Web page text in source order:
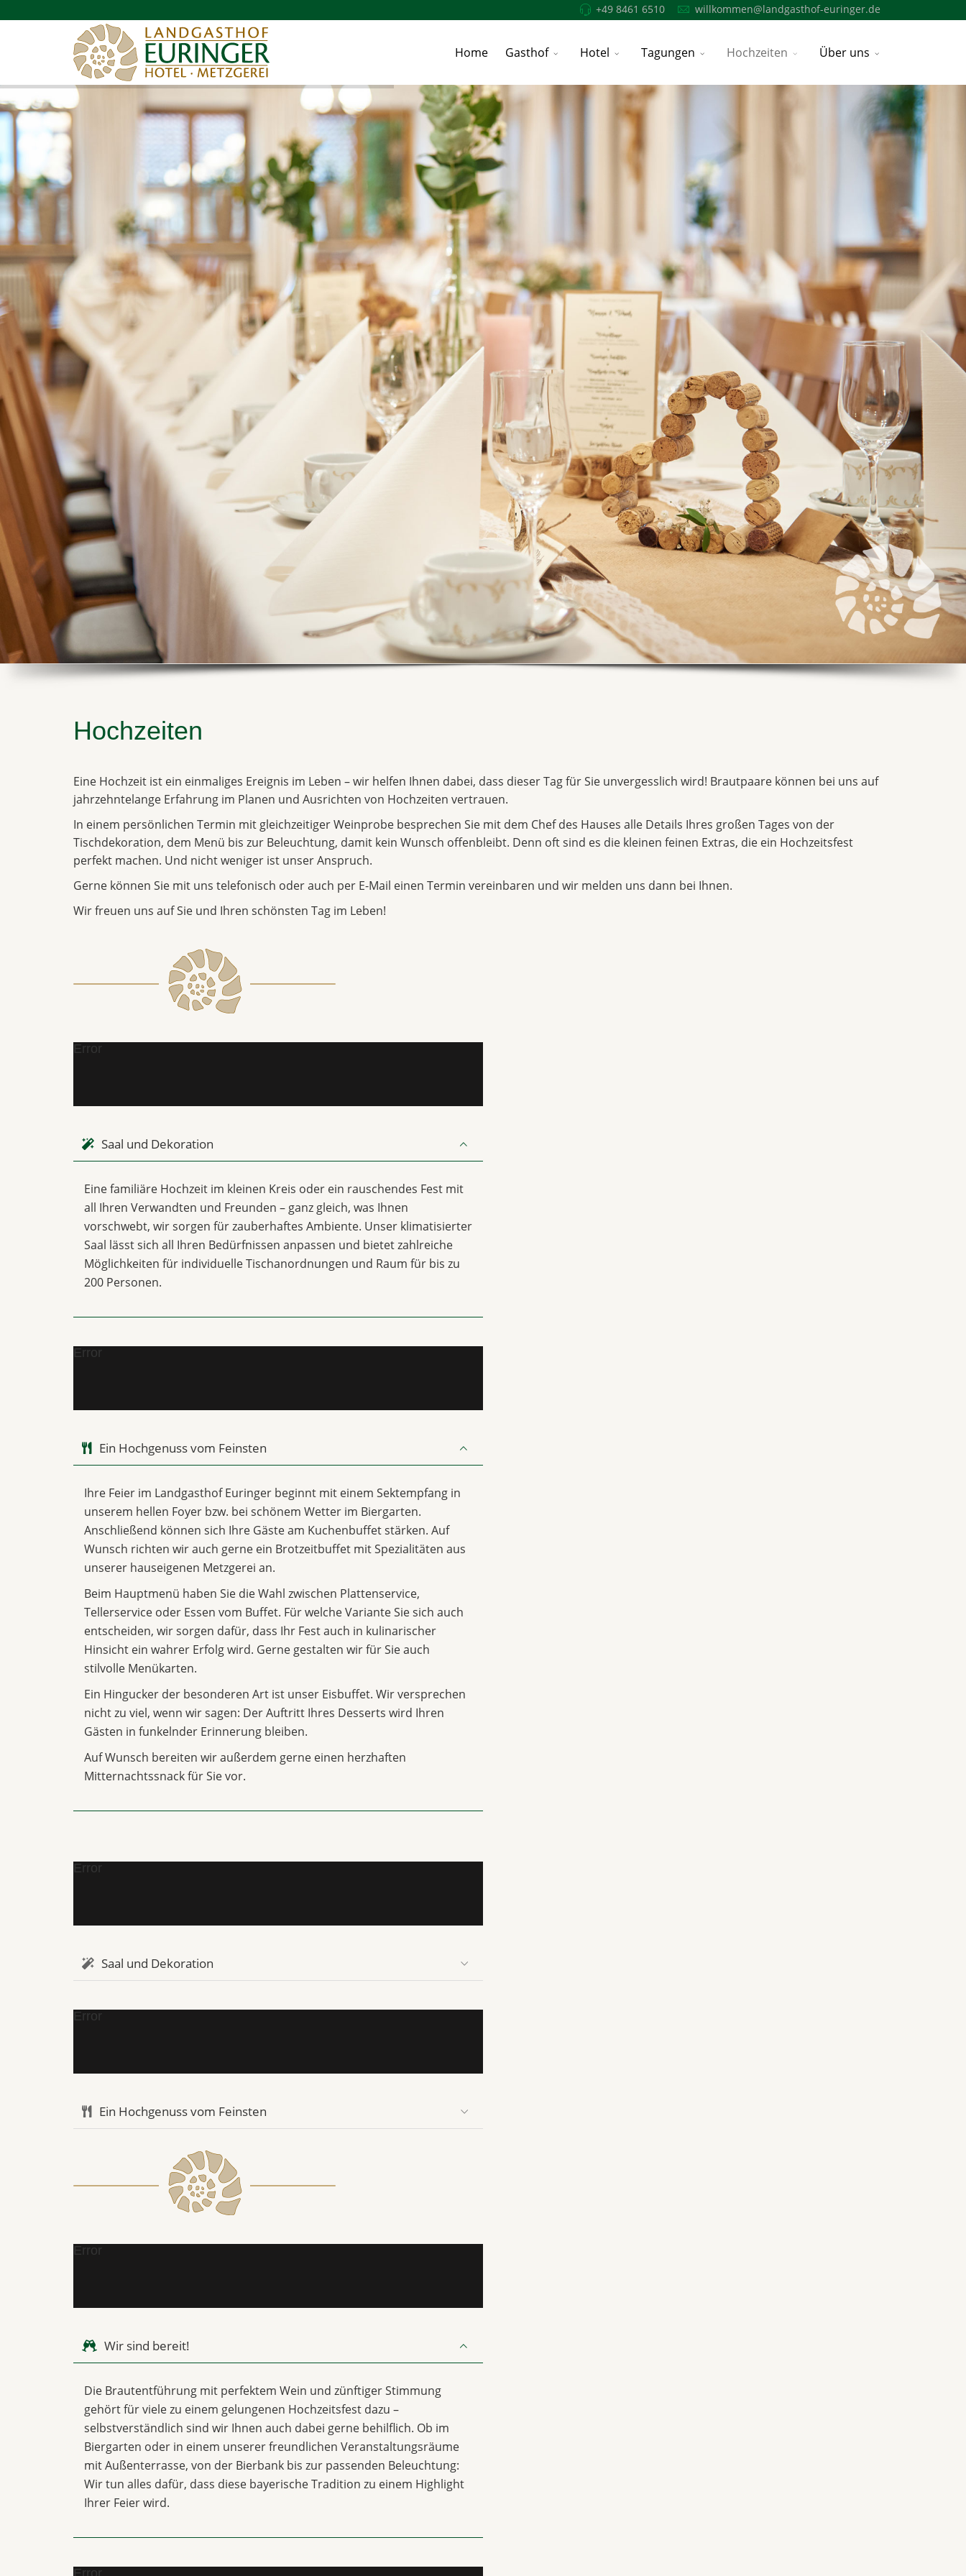
+49 8461 6510 willkommen@landgasthof-euringer.de
Home Gasthof Hotel Tagungen Hochzeiten Über uns
Hochzeiten
Eine Hochzeit ist ein einmaliges Ereignis im Leben – wir helfen Ihnen dabei, dass dieser Tag für Sie unvergesslich wird! Brautpaare können bei uns auf
jahrzehntelange Erfahrung im Planen und Ausrichten von Hochzeiten vertrauen.
In einem persönlichen Termin mit gleichzeitiger Weinprobe besprechen Sie mit dem Chef des Hauses alle Details Ihres großen Tages von der
Tischdekoration, dem Menü bis zur Beleuchtung, damit kein Wunsch offenbleibt. Denn oft sind es die kleinen feinen Extras, die ein Hochzeitsfest
perfekt machen. Und nicht weniger ist unser Anspruch.
Gerne können Sie mit uns telefonisch oder auch per E-Mail einen Termin vereinbaren und wir melden uns dann bei Ihnen.
Wir freuen uns auf Sie und Ihren schönsten Tag im Leben!
Error
Saal und Dekoration
Eine familiäre Hochzeit im kleinen Kreis oder ein rauschendes Fest mit
all Ihren Verwandten und Freunden – ganz gleich, was Ihnen
vorschwebt, wir sorgen für zauberhaftes Ambiente. Unser klimatisierter
Saal lässt sich all Ihren Bedürfnissen anpassen und bietet zahlreiche
Möglichkeiten für individuelle Tischanordnungen und Raum für bis zu
200 Personen.
Error
Ein Hochgenuss vom Feinsten
Ihre Feier im Landgasthof Euringer beginnt mit einem Sektempfang in
unserem hellen Foyer bzw. bei schönem Wetter im Biergarten.
Anschließend können sich Ihre Gäste am Kuchenbuffet stärken. Auf
Wunsch richten wir auch gerne ein Brotzeitbuffet mit Spezialitäten aus
unserer hauseigenen Metzgerei an.
Beim Hauptmenü haben Sie die Wahl zwischen Plattenservice,
Tellerservice oder Essen vom Buffet. Für welche Variante Sie sich auch
entscheiden, wir sorgen dafür, dass Ihr Fest auch in kulinarischer
Hinsicht ein wahrer Erfolg wird. Gerne gestalten wir für Sie auch
stilvolle Menükarten.
Ein Hingucker der besonderen Art ist unser Eisbuffet. Wir versprechen
nicht zu viel, wenn wir sagen: Der Auftritt Ihres Desserts wird Ihren
Gästen in funkelnder Erinnerung bleiben.
Auf Wunsch bereiten wir außerdem gerne einen herzhaften
Mitternachtssnack für Sie vor.
Error
Saal und Dekoration
Error
Ein Hochgenuss vom Feinsten
Error
Wir sind bereit!
Die Brautentführung mit perfektem Wein und zünftiger Stimmung
gehört für viele zu einem gelungenen Hochzeitsfest dazu –
selbstverständlich sind wir Ihnen auch dabei gerne behilflich. Ob im
Biergarten oder in einem unserer freundlichen Veranstaltungsräume
mit Außenterrasse, von der Bierbank bis zur passenden Beleuchtung:
Wir tun alles dafür, dass diese bayerische Tradition zu einem Highlight
Ihrer Feier wird.
Error